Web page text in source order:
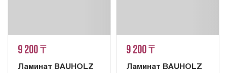
9 200 ₸
Ламинат BAUHOLZ
9 200 ₸
Ламинат BAUHOLZ